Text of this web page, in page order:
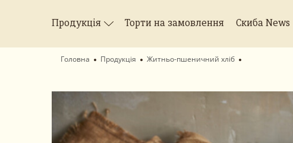
Продукція Торти на замовлення Скиба News
Головна Продукція Житньо-пшеничний хліб